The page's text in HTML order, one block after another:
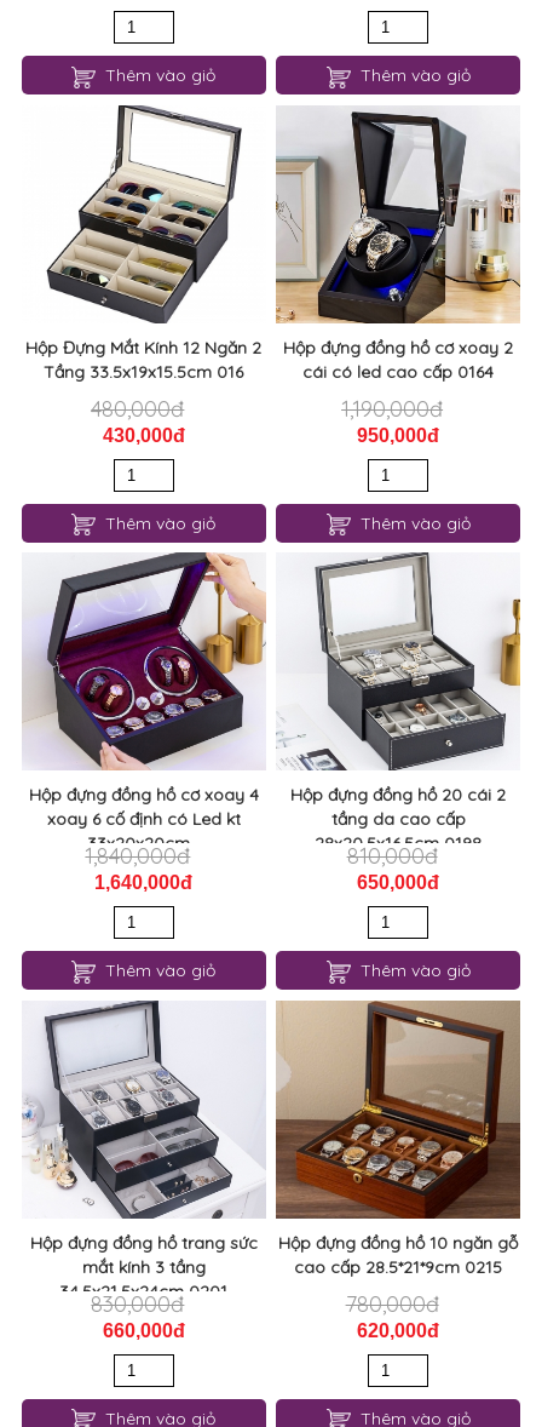
Thêm vào giỏ Thêm vào giỏ
Hộp Đựng Mắt Kính 12 Ngăn 2
Tầng 33.5x19x15.5cm 016
480,000đ
430,000đ
Thêm vào giỏ
Hộp đựng đồng hồ cơ xoay 2
cái có led cao cấp 0164
1,190,000đ
950,000đ
Thêm vào giỏ
Hộp đựng đồng hồ cơ xoay 4
xoay 6 cố định có Led kt
33x20x20cm...
1,840,000đ
1,640,000đ
Thêm vào giỏ
Hộp đựng đồng hồ 20 cái 2
tầng da cao cấp
28x20,5x16,5cm 0198
810,000đ
650,000đ
Thêm vào giỏ
Hộp đựng đồng hồ trang sức
mắt kính 3 tầng
34,5x21,5x24cm 0201
830,000đ
660,000đ
Thêm vào giỏ
Hộp đựng đồng hồ 10 ngăn gỗ
cao cấp 28.5*21*9cm 0215
780,000đ
620,000đ
Thêm vào giỏ